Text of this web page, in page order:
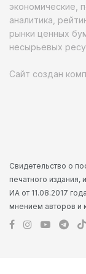
экономические,
аналитика,
рынки ценных
несырьевых
Сайт создан
Свидетельство о
печатного
ИА от 11.08.2017
мнением авторов и